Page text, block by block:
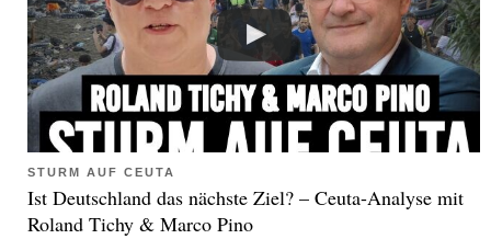
STURM AUF CEUTA
Ist Deutschland das nächste Ziel? – Ceuta-Analyse mit
Roland Tichy & Marco Pino